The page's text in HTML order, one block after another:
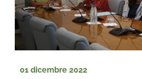
01 dicembre 2022